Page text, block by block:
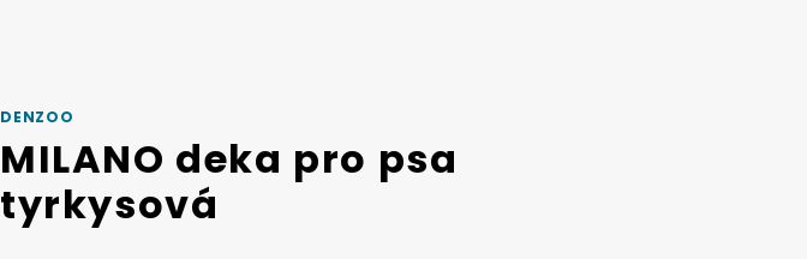
DENZOO
MILANO deka pro psa
tyrkysová